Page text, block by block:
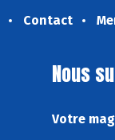
Contact
Nous
Votre